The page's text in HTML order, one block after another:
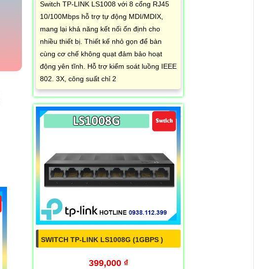
Switch TP-LINK LS1008 với 8 cổng RJ45
10/100Mbps hỗ trợ tự động MDI/MDIX,
mang lại khả năng kết nối ổn định cho
nhiều thiết bị. Thiết kế nhỏ gọn để bàn
cùng cơ chế không quạt đảm bảo hoạt
động yên tĩnh. Hỗ trợ kiểm soát luồng IEEE
802. 3X, công suất chỉ 2
SWITCH TP-LINK LS1008G (1GBPS )
399,000 ₫